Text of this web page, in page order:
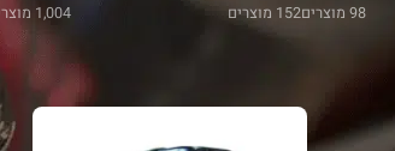
98 מוצרים 152 מוצרים 1,004 מוצרים
ויברטורים ומחטים